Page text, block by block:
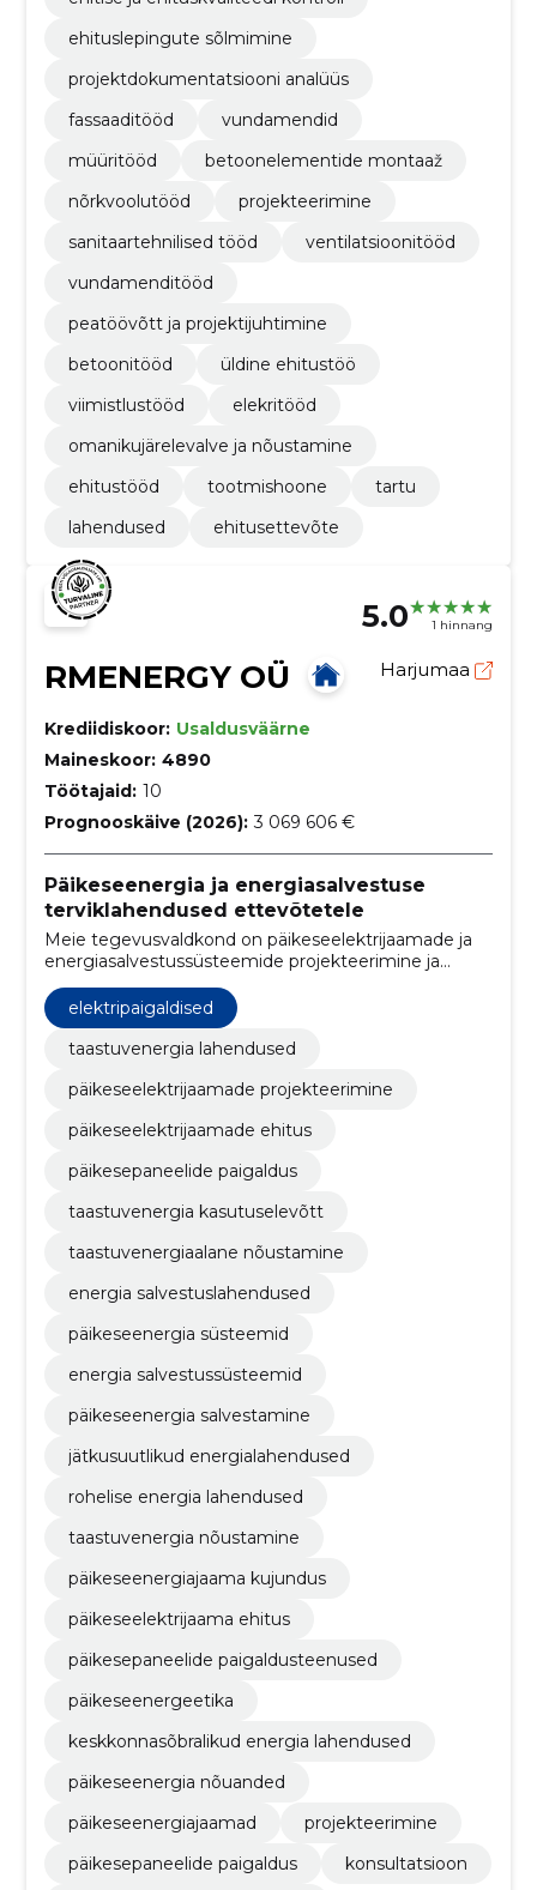
ehituslepingute sõlmimine
projektdokumentatsiooni analüüs
fassaaditööd
vundamendid
müüritööd
betoonelementide montaaž
nõrkvoolutööd
projekteerimine
sanitaartehnilised tööd
ventilatsioonitööd
vundamenditööd
peatöövõtt ja projektijuhtimine
betoonitööd
üldine ehitustöö
viimistlustööd
elekritööd
omanikujärelevalve ja nõustamine
ehitustööd
tootmishoone
tartu
lahendused
ehitusettevõte
5.0 1 hinnang
RMENERGY OÜ Harjumaa
Krediidiskoor: Usaldusväärne
Maineskoor: 4890
Töötajaid: 10
Prognooskäive (2026): 3 069 606 €
Päikeseenergia ja energiasalvestuse
terviklahendused ettevõtetele
Meie tegevusvaldkond on päikeseelektrijaamade ja
energiasalvestussüsteemide projekteerimine ja
ehitus, toetades ettevõtteid energiasüsteemide
tõhustamisel ja elektriturule sisenemisel.
elektripaigaldised
taastuvenergia lahendused
päikeseelektrijaamade projekteerimine
päikeseelektrijaamade ehitus
päikesepaneelide paigaldus
taastuvenergia kasutuselevõtt
taastuvenergiaalane nõustamine
energia salvestuslahendused
päikeseenergia süsteemid
energia salvestussüsteemid
päikeseenergia salvestamine
jätkusuutlikud energialahendused
rohelise energia lahendused
taastuvenergia nõustamine
päikeseenergiajaama kujundus
päikeseelektrijaama ehitus
päikesepaneelide paigaldusteenused
päikeseenergeetika
keskkonnasõbralikud energia lahendused
päikeseenergia nõuanded
päikeseenergiajaamad
projekteerimine
päikesepaneelide paigaldus
konsultatsioon